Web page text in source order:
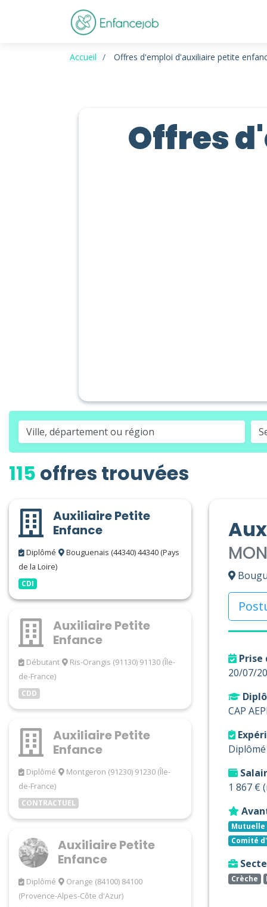
Accueil Offres d'emploi d'auxiliaire petite
Offres
115 offres trouvées
Auxiliaire Petite
Enfance
Diplômé
Bouguenais (44340) 44340 (Pays
de la Loire)
CDI
Auxiliaire Petite
Enfance
Débutant
Ris-Orangis (91130) 91130 (Île-
de-France)
CDD
Auxiliaire Petite
Enfance
Diplômé
Montgeron (91230) 91230 (Île-
de-France)
CONTRACTUEL
Auxiliaire Petite
Enfance
Diplômé
Orange (84100) 84100
(Provence-Alpes-Côte d'Azur)
Prise
20/07/
CAP
Diplômé
1 867 €
Comité
Crèche